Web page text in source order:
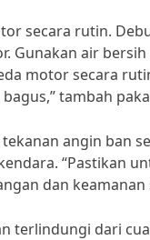
secara rutin.
Gunakan air
motor secara
tambah
angin ban
“Pastikan
dan keamanan
terlindungi dari